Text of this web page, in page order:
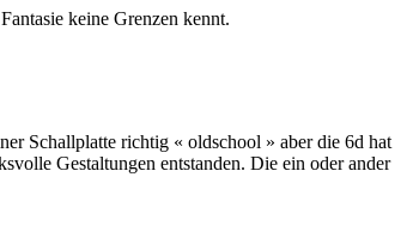
keine Grenzen kennt.
Schallplatte richtig « oldschool » aber die 6d hat
Gestaltungen entstanden. Die ein oder ander